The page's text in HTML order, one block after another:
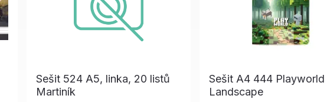
Sešit 524 A5, linka, 20 listů
Martiník
Sešit A4 444 Playworld
Landscape